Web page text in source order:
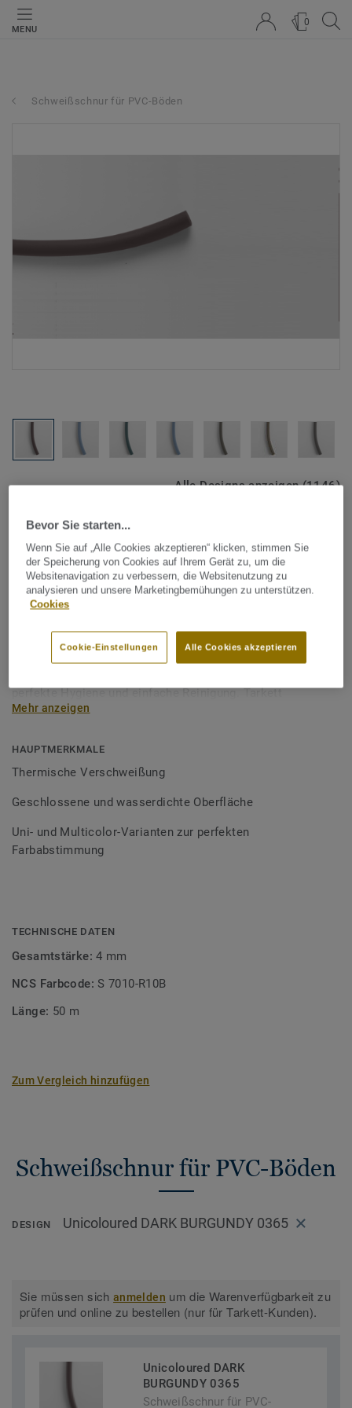
MENU
0
Schweißschnur für PVC-Böden
Alle Designs anzeigen (1146)
Tarkett Zubehör Komplettsortiment
Schweißschnur für PVC-Böden
- Unicoloured DARK
BURGUNDY 0365
zweier PVC-Bahnen verwendet und sorgen für eine
perfekte Hygiene und einfache Reinigung. Tarkett
Schweißschnüre sind erhältlich in den Varianten Uni und
Bodenbelagssortiment abgestimmt. Durch die Verwendung
von Kontrastfarben lassen sich auch besondere
Mehr anzeigen
HAUPTMERKMALE
Thermische Verschweißung
Geschlossene und wasserdichte Oberfläche
Uni- und Multicolor-Varianten zur perfekten
Farbabstimmung
TECHNISCHE DATEN
Gesamtstärke:4 mm
NCS Farbcode:S 7010-R10B
Länge: 50 m
Zum Vergleich hinzufügen
Schweißschnur für PVC-Böden
DESIGN Unicoloured DARK BURGUNDY 0365
Sie müssen sichanmelden um die Warenverfügbarkeit zu
prüfen und online zu bestellen (nur für Tarkett-Kunden).
Unicoloured DARK
BURGUNDY 0365
Schweißschnur für PVC-
Bevor Sie starten...
Wenn Sie auf „Alle Cookies akzeptieren“ klicken, stimmen Sie
der Speicherung von Cookies auf Ihrem Gerät zu, um die
Websitenavigation zu verbessern, die Websitenutzung zu
analysieren und unsere Marketingbemühungen zu unterstützen.
Cookies
Alle Cookies akzeptieren
Cookie-Einstellungen